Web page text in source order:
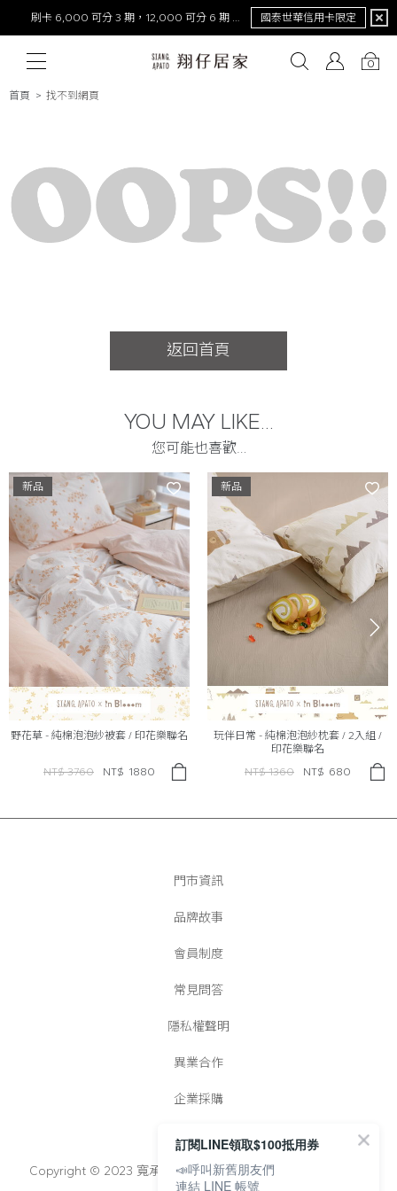
刷卡 6,000 可分 3 期，12,000 可分 6 期 0 利率 國泰世華信用卡限定
0
首頁 找不到網頁
返回首頁
YOU MAY LIKE...
您可能也喜歡…
新品
野花草 - 純棉泡泡紗被套 / 印花樂聯名
NT$ 3760 NT$ 1880
新品
玩伴日常 - 純棉泡泡紗枕套 / 2入組 /
印花樂聯名
NT$ 1360
NT$ 680
門市資訊
品牌故事
會員制度
常見問答
隱私權聲明
異業合作
企業採購
Copyright © 2023 寬承實業有限公司│統一編號：25022728
訂閱LINE領取$100抵用券
📣呼叫新舊朋友們
連結 LINE 帳號